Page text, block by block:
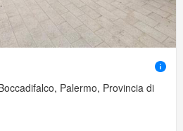
Palermo, Provincia di